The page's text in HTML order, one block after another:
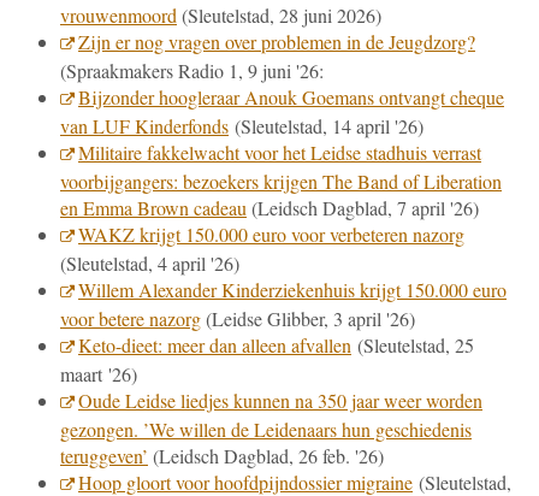
vrouwenmoord (Sleutelstad, 28 juni 2026)
Zijn er nog vragen over problemen in de Jeugdzorg?
(Spraakmakers Radio 1, 9 juni '26:
Bijzonder hoogleraar Anouk Goemans ontvangt cheque
van LUF Kinderfonds (Sleutelstad, 14 april '26)
Militaire fakkelwacht voor het Leidse stadhuis verrast
voorbijgangers: bezoekers krijgen The Band of Liberation
en Emma Brown cadeau (Leidsch Dagblad, 7 april '26)
WAKZ krijgt 150.000 euro voor verbeteren nazorg
(Sleutelstad, 4 april '26)
Willem Alexander Kinderziekenhuis krijgt 150.000 euro
voor betere nazorg(Leidse Glibber, 3 april '26)
Keto-dieet: meer dan alleen afvallen (Sleutelstad, 25
maart '26)
Oude Leidse liedjes kunnen na 350 jaar weer worden
gezongen. ’We willen de Leidenaars hun geschiedenis
teruggeven’ (Leidsch Dagblad, 26 feb. '26)
Hoop gloort voor hoofdpijndossier migraine (Sleutelstad,